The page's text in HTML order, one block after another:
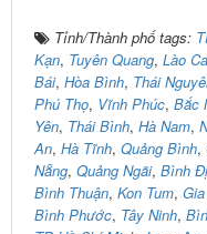
Tỉnh/Thành phố tags:
Kạn, Tuyên Quang, Lào
Bái, Hòa Bình, Thái
Phú Thọ, Vĩnh Phúc, Bắc
Yên, Thái Bình, Hà Nam,
An, Hà Tĩnh, Quảng Bình,
Nẵng, Quảng Ngãi, Bình
Bình Thuận, Kon Tum,
Bình Phước, Tây Ninh,